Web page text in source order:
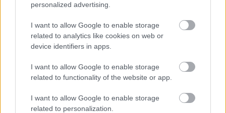
personalized advertising.
I want to allow Google to enable storage
related to analytics like cookies on web or
device identifiers in apps.
I want to allow Google to enable storage
related to functionality of the website or app.
I want to allow Google to enable storage
related to personalization.